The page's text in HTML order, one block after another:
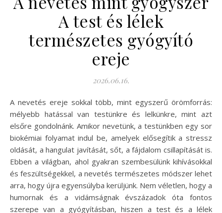
A test és lélek
természetes gyógyító
ereje
2026.06.16.
A nevetés ereje sokkal több, mint egyszerű örömforrás:
mélyebb hatással van testünkre és lelkünkre, mint azt
elsőre gondolnánk. Amikor nevetünk, a testünkben egy sor
biokémiai folyamat indul be, amelyek elősegítik a stressz
oldását, a hangulat javítását, sőt, a fájdalom csillapítását is.
Ebben a világban, ahol gyakran szembesülünk kihívásokkal
és feszültségekkel, a nevetés természetes módszer lehet
arra, hogy újra egyensúlyba kerüljünk. Nem véletlen, hogy a
humornak és a vidámságnak évszázadok óta fontos
szerepe van a gyógyításban, hiszen a test és a lélek